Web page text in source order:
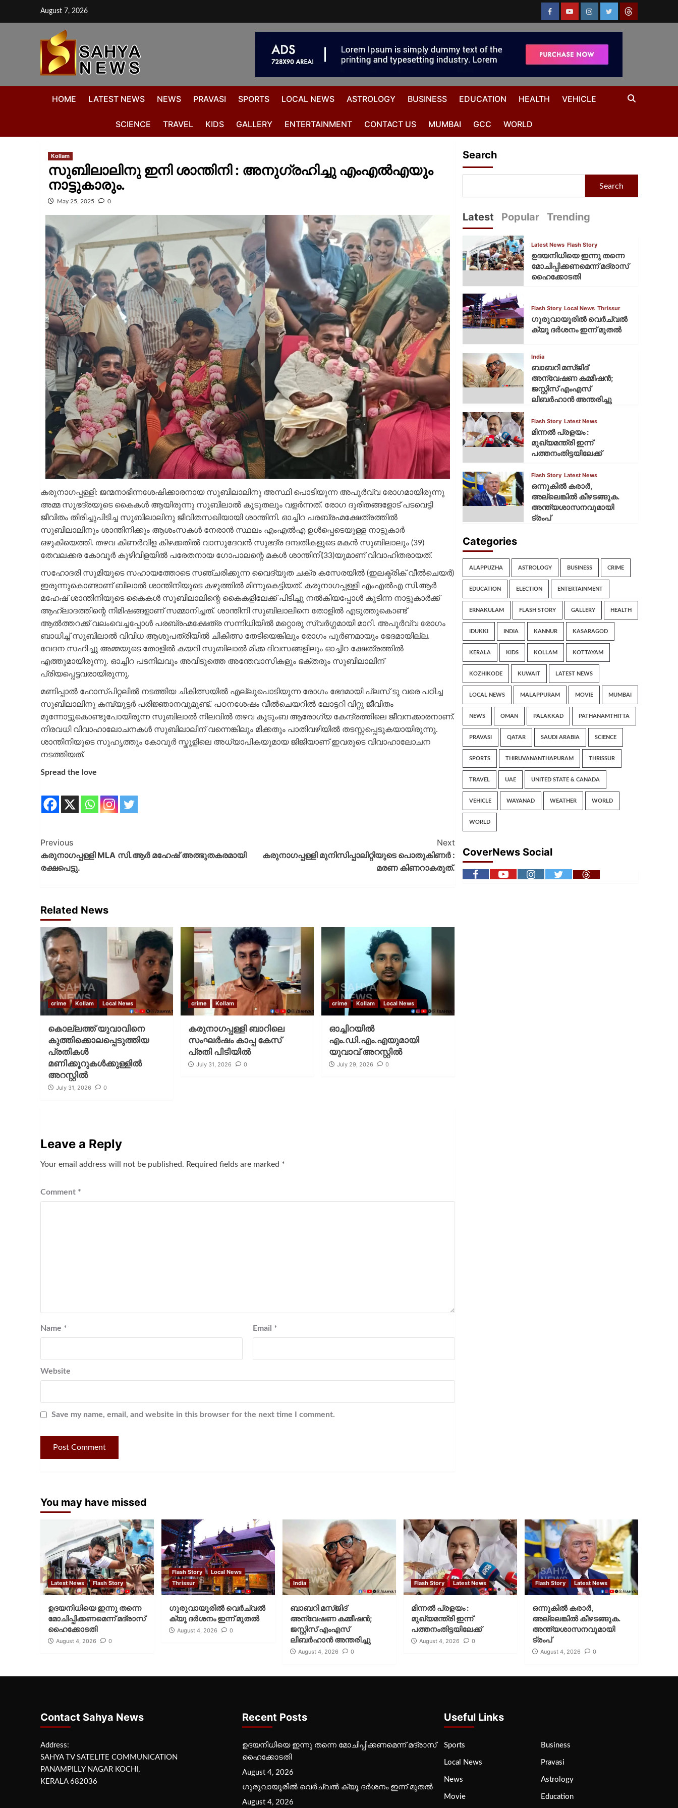
August 7, 2026
HOME LATEST NEWS NEWS PRAVASI SPORTS LOCAL NEWS ASTROLOGY BUSINESS EDUCATION HEALTH VEHICLE
SCIENCE TRAVEL KIDS GALLERY ENTERTAINMENT CONTACT US MUMBAI GCC WORLD
Kollam
സുബിലാലിനു ഇനി ശാന്തിനി : അനുഗ്രഹിച്ചു എംഎൽഎയും
നാട്ടുകാരും.
May 25, 2025 0
കരുനാഗപ്പള്ളി: ജന്മനാഭിന്നശേഷിക്കാരനായ സുബിലാലിനു അസ്ഥി പൊടിയുന്ന അപൂർവ്വ രോഗമായിരുന്നു
അമ്മ സുഭദ്രയുടെ കൈകൾ ആയിരുന്നു സുബിലാൽ കൂടുതലും വളർന്നത്. രോഗ ദുരിതങ്ങളോട് പടവെട്ടി
ജീവിതം തിരിച്ചുപിടിച്ച സുബിലാലിനു ജീവിതസഖിയായി ശാന്തിനി. ഓച്ചിറ പരബ്രഹ്മക്ഷേത്രത്തിൽ
സുബിലാലിനും ശാന്തിനിക്കും ആശംസകൾ നേരാൻ സ്ഥലം എംഎൽഎ ഉൾപ്പെടെയുള്ള നാട്ടുകാർ
ഒഴുകിയെത്തി. തഴവ കിണർവിള കിഴക്കതിൽ വാസുദേവൻ സുഭദ്ര ദമ്പതികളുടെ മകൻ സുബിലാലും (39)
തേവലക്കര കോവൂർ കുഴിവിളയിൽ പരേതനായ ഗോപാലന്റെ മകൾ ശാന്തിനി(33)യുമാണ് വിവാഹിതരായത്.
സഹോദരി സുമിയുടെ സഹായത്തോടെ സഞ്ചരിക്കുന്ന വൈദ്യുത ചക്ര കസേരയിൽ (ഇലക്ട്രിക് വീൽചെയർ)
ഇരുന്നുകൊണ്ടാണ് ബിലാൽ ശാന്തിനിയുടെ കഴുത്തിൽ മിന്നുകെട്ടിയത്. കരുനാഗപ്പള്ളി എംഎൽഎ സി.ആർ
മഹേഷ് ശാന്തിനിയുടെ കൈകൾ സുബിലാലിന്റെ കൈകളിലേക്ക് പിടിച്ചു നൽകിയപ്പോൾ കൂടിന്ന നാട്ടുകാർക്ക്
ആഹ്ലാദത്തിന്റെ നിമിഷങ്ങളാണ് സമ്മാനിച്ചത്. ശാന്തിനി സുബിലാലിനെ തോളിൽ എടുത്തുകൊണ്ട്
ആൽത്തറക്ക് വലംവെച്ചപ്പോൾ പരബ്രഹ്മക്ഷേത്ര സന്നിധിയിൽ മറ്റൊരു സ്വർഗ്ഗമായി മാറി. അപൂർവ്വ രോഗം
ബാധിച്ച് സുബിലാൽ വിവിധ ആശുപത്രിയിൽ ചികിത്സ തേടിയെങ്കിലും രോഗം പൂർണമായും ഭേദമായില്ല.
വേദന സഹിച്ചു അമ്മയുടെ തോളിൽ കയറി സുബിലാൽ മിക്ക ദിവസങ്ങളിലും ഓച്ചിറ ക്ഷേത്രത്തിൽ
എത്തുമായിരുന്നു. ഓച്ചിറ പടനിലവും അവിടുത്തെ അന്തേവാസികളും ഭക്തരും സുബിലാലിന്
പ്രിയപ്പെട്ടവരായിരുന്നു.
മണിപ്പാൽ ഹോസ്പിറ്റലിൽ നടത്തിയ ചികിത്സയിൽ എല്ലുപൊടിയുന്ന രോഗം ഭേദമായി പ്ലസ് ടു വരെ പഠിച്ച
സുബിലാലിനു കമ്പ്യൂട്ടർ പരിജ്ഞാനവുമുണ്ട്. പഠനശേഷം വീൽചെയറിൽ ലോട്ടറി വിറ്റു ജീവിതം
മുന്നോട്ടുകൊണ്ടുപോയിരുന്ന സുബിലാൽ നിലവിൽ തഴവ കുടുംബ ആരോഗ്യ കേന്ദ്രത്തിലെ ജീവനക്കാരനാണ്.
നിരവധി വിവാഹാലോചനകൾ സുബിലാലിന് വന്നെങ്കിലും മിക്കതും പാതിവഴിയിൽ തടസ്സപ്പെടുകയായിരുന്നു.
ശാന്തിനിയുടെ സുഹൃത്തും കോവൂർ സ്കൂളിലെ അധ്യാപികയുമായ ജിജിയാണ് ഇവരുടെ വിവാഹാലോചന
നടത്തിയത്.
Spread the love
Previous
കരുനാഗപ്പള്ളി MLA സി.ആർ മഹേഷ് അത്ഭുതകരമായി
രക്ഷപെട്ടു.
Next
കരുനാഗപ്പള്ളി മുനിസിപ്പാലിറ്റിയുടെ പൊതുകിണർ :
മരണ കിണറാകരുത്.
Related News
crime Kollam Local News
കൊല്ലത്ത് യുവാവിനെ
കുത്തിക്കൊലപ്പെടുത്തിയ
പ്രതികൾ
മണിക്കൂറുകൾക്കുള്ളിൽ
അറസ്റ്റിൽ
July 31, 2026 0
crime Kollam
കരുനാഗപ്പള്ളി ബാറിലെ
സംഘർഷം കാപ്പ കേസ്
പ്രതി പിടിയിൽ
July 31, 2026 0
crime Kollam Local News
ഓച്ചിറയിൽ
എം.ഡി.എം.എയുമായി
യുവാവ് അറസ്റ്റിൽ
July 29, 2026 0
Leave a Reply
Your email address will not be published. Required fields are marked *
Comment *
Name * Email *
Website
Save my name, email, and website in this browser for the next time I comment.
Search
Search
Latest Popular Trending
Latest News Flash Story
ഉദയനിധിയെ ഇന്നു തന്നെ
മോചിപ്പിക്കണമെന്ന് മദ്രാസ്
ഹൈക്കോടതി
Flash Story Local News Thrissur
ഗുരുവായൂരില്‍ വെര്‍ച്വല്‍
ക്യൂ ദര്‍ശനം ഇന്ന് മുതല്‍
India
ബാബറി മസ്ജിദ്
അന്വേഷണ കമ്മീഷന്‍;
ജസ്റ്റിസ് എംഎസ്
ലിബര്‍ഹാന്‍ അന്തരിച്ചു
Flash Story Latest News
മിന്നല്‍ പ്രളയം :
മുഖ്യമന്ത്രി ഇന്ന്
പത്തനംതിട്ടയിലേക്ക്
Flash Story Latest News
ഒന്നുകില്‍ കരാര്‍,
അല്ലെങ്കില്‍ കീഴടങ്ങുക.
അന്ത്യശാസനവുമായി
ട്രംപ്
Categories
ALAPPUZHA ASTROLOGY BUSINESS CRIME
EDUCATION ELECTION ENTERTAINMENT
ERNAKULAM FLASH STORY GALLERY HEALTH
IDUKKI INDIA KANNUR KASARAGOD
KERALA KIDS KOLLAM KOTTAYAM
KOZHIKODE KUWAIT LATEST NEWS
LOCAL NEWS MALAPPURAM MOVIE MUMBAI
NEWS OMAN PALAKKAD PATHANAMTHITTA
PRAVASI QATAR SAUDI ARABIA SCIENCE
SPORTS THIRUVANANTHAPURAM THRISSUR
TRAVEL UAE UNITED STATE & CANADA
VEHICLE WAYANAD WEATHER WORLD
WORLD
CoverNews Social
You may have missed
Latest News Flash Story
ഉദയനിധിയെ ഇന്നു തന്നെ
മോചിപ്പിക്കണമെന്ന് മദ്രാസ്
ഹൈക്കോടതി
August 4, 2026 0
Flash Story
Local News
Thrissur
ഗുരുവായൂരില്‍ വെര്‍ച്വല്‍
ക്യൂ ദര്‍ശനം ഇന്ന് മുതല്‍
August 4, 2026 0
India
ബാബറി മസ്ജിദ്
അന്വേഷണ കമ്മീഷന്‍;
ജസ്റ്റിസ് എംഎസ്
ലിബര്‍ഹാന്‍ അന്തരിച്ചു
August 4, 2026 0
Flash Story Latest News
മിന്നല്‍ പ്രളയം :
മുഖ്യമന്ത്രി ഇന്ന്
പത്തനംതിട്ടയിലേക്ക്
August 4, 2026 0
Flash Story Latest News
ഒന്നുകില്‍ കരാര്‍,
അല്ലെങ്കില്‍ കീഴടങ്ങുക.
അന്ത്യശാസനവുമായി
ട്രംപ്
August 4, 2026 0
Contact Sahya News
Address:
SAHYA TV SATELITE COMMUNICATION
PANAMPILLY NAGAR KOCHI,
KERALA 682036
Recent Posts
ഉദയനിധിയെ ഇന്നു തന്നെ മോചിപ്പിക്കണമെന്ന് മദ്രാസ്
ഹൈക്കോടതി
August 4, 2026
ഗുരുവായൂരില്‍ വെര്‍ച്വല്‍ ക്യൂ ദര്‍ശനം ഇന്ന് മുതല്‍
August 4, 2026
Useful Links
Sports Business
Local News Pravasi
News Astrology
Movie Education